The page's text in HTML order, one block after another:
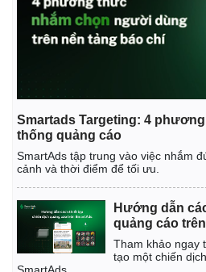
Smartads Targeting: 4
thống quảng cáo
SmartAds tập trung vào việc nhắm
cảnh và thời điểm để tối ưu.
Hướng dẫn
quảng cáo
Tham khảo ngay
tạo một chiến
SmartAds.